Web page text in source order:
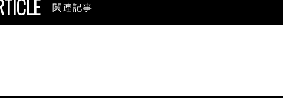
関連記事